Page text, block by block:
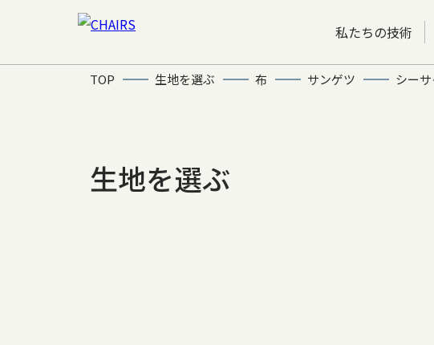
私たちの技術
TOP 生地を選ぶ 布 サンゲツ シー
生地を選ぶ